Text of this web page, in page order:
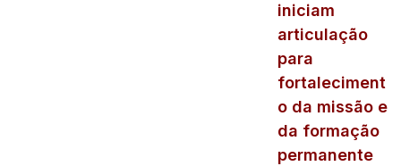
iniciam
articulação
para
fortaleciment
o da missão e
da formação
permanente